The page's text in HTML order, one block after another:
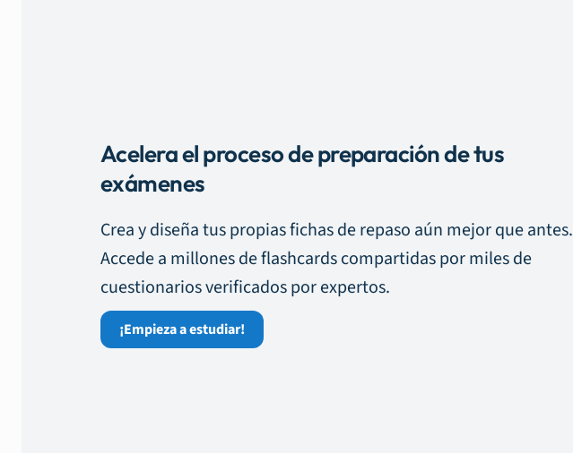
Acelera el proceso de preparación de tus
exámenes
Crea y diseña tus propias fichas de repaso aún mejor que antes.
Accede a millones de flashcards compartidas por miles de
cuestionarios verificados por expertos.
¡Empieza a estudiar!